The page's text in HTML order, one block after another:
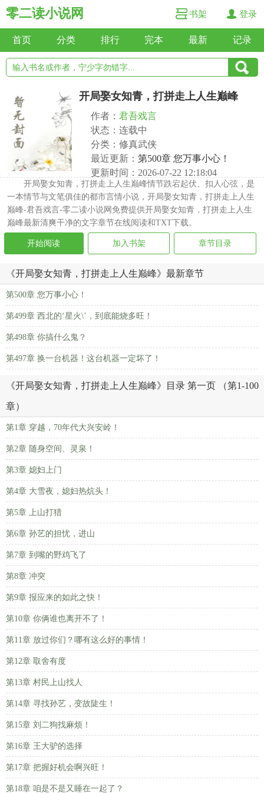
零二读小说网 书架 登录
首页 分类 排行 完本 最新 记录
开局娶女知青，打拼走上人生巅峰
作者： 君吾戏言
状态：连载中
分类：修真武侠
最近更新： 第500章 您万事小心！
更新时间：2026-07-22 12:18:04
开局娶女知青，打拼走上人生巅峰情节跌宕起伏、扣人心弦，是
一本情节与文笔俱佳的都市言情小说，开局娶女知青，打拼走上人生
巅峰-君吾戏言-零二读小说网免费提供开局娶女知青，打拼走上人生
巅峰最新清爽干净的文字章节在线阅读和TXT下载。
开始阅读 加入书架 章节目录
《开局娶女知青，打拼走上人生巅峰》最新章节
第500章 您万事小心！
第499章 西北的‘星火\’，到底能烧多旺！
第498章 你搞什么鬼？
第497章 换一台机器！这台机器一定坏了！
《开局娶女知青，打拼走上人生巅峰》目录 第一页 （第1-100
章）
第1章 穿越，70年代大兴安岭！
第2章 随身空间、灵泉！
第3章 媳妇上门
第4章 大雪夜，媳妇热炕头！
第5章 上山打猎
第6章 孙艺的担忧，进山
第7章 到嘴的野鸡飞了
第8章 冲突
第9章 报应来的如此之快！
第10章 你俩谁也离开不了！
第11章 放过你们？哪有这么好的事情！
第12章 取舍有度
第13章 村民上山找人
第14章 寻找孙艺，变故陡生！
第15章 刘二狗找麻烦！
第16章 王大驴的选择
第17章 把握好机会啊兴旺！
第18章 咱是不是又睡在一起了？